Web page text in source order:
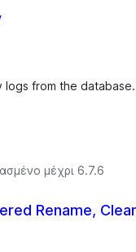
logs from the database.
μέχρι 6.7.6
Rename,